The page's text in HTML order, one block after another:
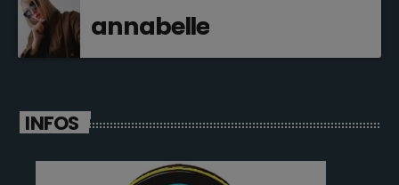
annabelle
INFOS